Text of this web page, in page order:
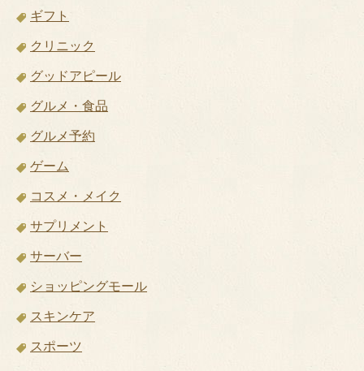
ギフト
クリニック
グッドアピール
グルメ・食品
グルメ予約
ゲーム
コスメ・メイク
サプリメント
サーバー
ショッピングモール
スキンケア
スポーツ